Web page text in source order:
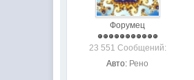
Форумец
23 551 Сообщений:
Авто: Рено